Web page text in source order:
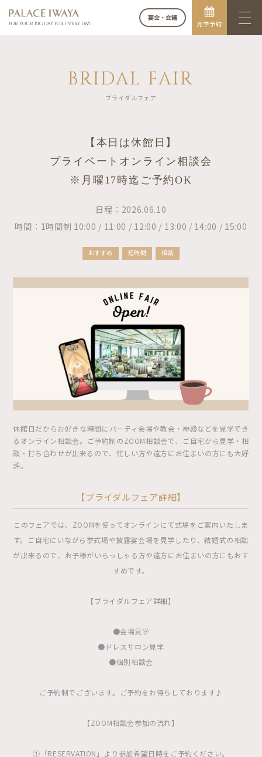
FOR YOUR BIG DAY. FOR EVERY DAY.
宴会・会議
見学予約
BRIDAL FAIR
ブライダルフェア
【本日は休館日】
プライベートオンライン相談会
※月曜17時迄ご予約OK
日程：2026.06.10
時間：1時間制 10:00 / 11:00 / 12:00 / 13:00 / 14:00 / 15:00
おすすめ 短時間 相談
休館日だからお好きな時間にパーティ会場や教会・神殿などを見学でき
るオンライン相談会。ご予約制のZOOM相談会で、ご自宅から見学・相
談・打ち合わせが出来るので、忙しい方や遠方にお住まいの方にも大好
評。
【ブライダルフェア詳細】
このフェアでは、ZOOMを使ってオンラインにて式場をご案内いたしま
す。ご自宅にいながら挙式場や披露宴会場を見学したり、結婚式の相談
が出来るので、お子様がいらっしゃる方や遠方にお住まいの方にもおす
すめです。
【ブライダルフェア詳細】
●会場見学
●ドレスサロン見学
●個別相談会
ご予約制でございます。ご予約をお待ちしております♪
【ZOOM相談会参加の流れ】
①「RESERVATION」より参加希望日時をご予約ください。